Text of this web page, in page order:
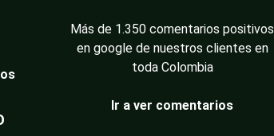
Más de 1.350 comentarios positivos
en google de nuestros clientes en
toda Colombia
Ir a ver comentarios